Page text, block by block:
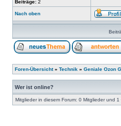
Beiträge: 2
Nach oben
Foren-Übersicht» Technik » Geniale Ozon
Wer ist online?
Mitglieder in diesem Forum: 0 Mitglieder und 1